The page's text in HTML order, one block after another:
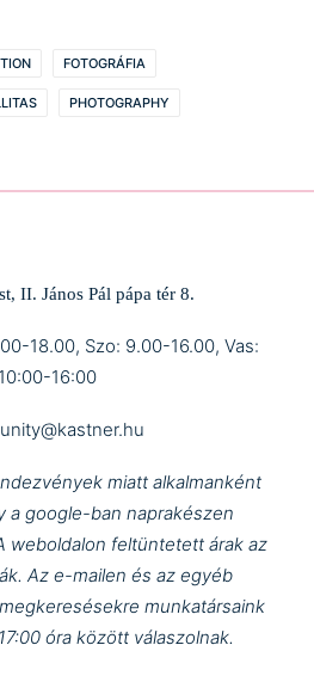
FOTOGRÁFIA
PHOTOGRAPHY
II. János Pál pápa tér 8.
18.00, Szo: 9.00-16.00, Vas:
10:00-16:00
miatt alkalmanként
a google-ban naprakészen
weboldalon feltüntetett árak az
Az e-mailen és az egyéb
munkatársaink
óra között válaszolnak.